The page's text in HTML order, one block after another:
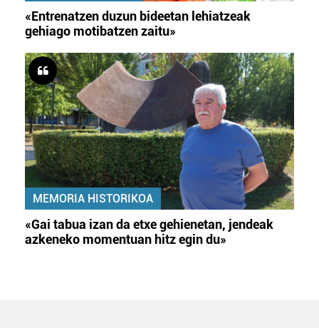
«Entrenatzen duzun bideetan lehiatzeak
gehiago motibatzen zaitu»
MEMORIA HISTORIKOA
«Gai tabua izan da etxe gehienetan, jendeak
azkeneko momentuan hitz egin du»